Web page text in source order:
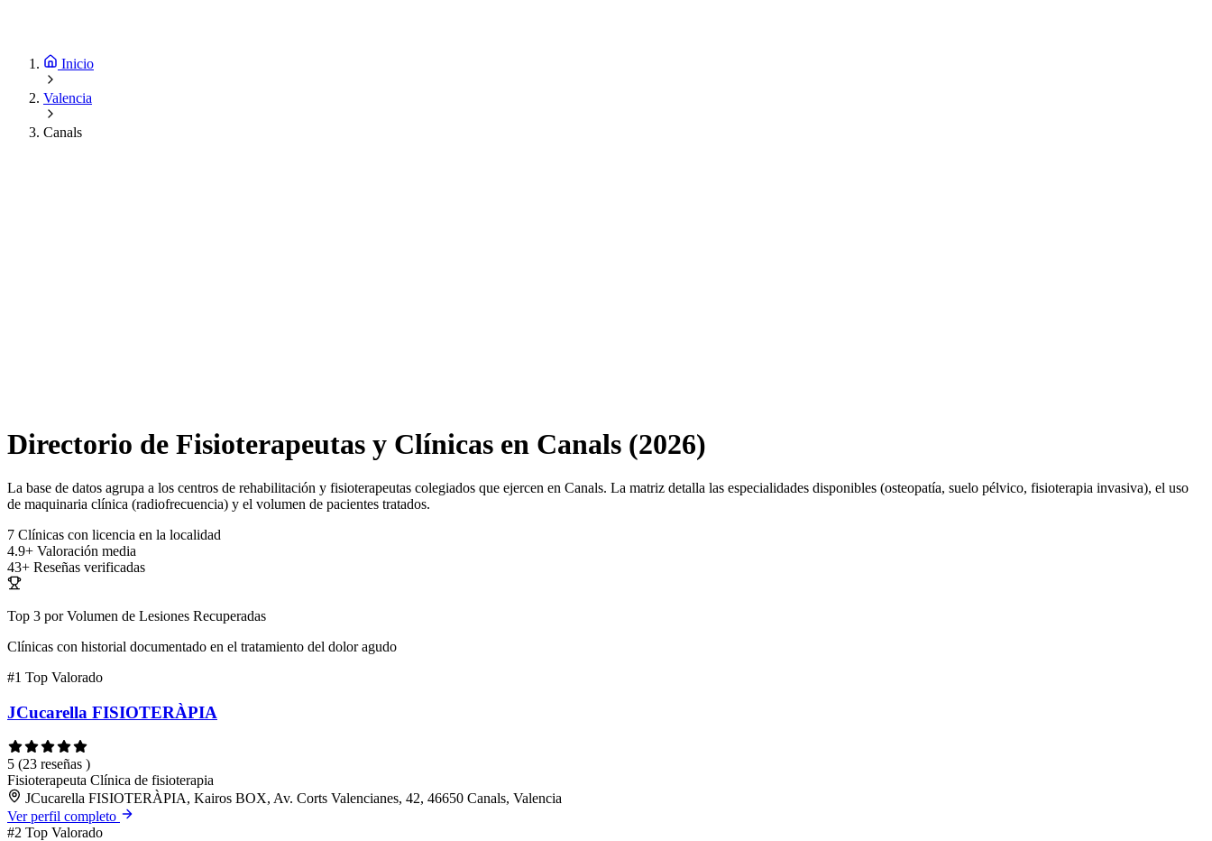
Inicio
Valencia
Canals
Directorio de Fisioterapeutas y Clínicas en Canals (2026)
La base de datos agrupa a los centros de rehabilitación y fisioterapeutas colegiados que ejercen en Canals. La matriz detalla las especialidades disponibles (osteopatía, suelo pélvico, fisioterapia invasiva), el uso
de maquinaria clínica (radiofrecuencia) y el volumen de pacientes tratados.
7 Clínicas con licencia en la localidad
4.9+ Valoración media
43+ Reseñas verificadas
Top 3 por Volumen de Lesiones Recuperadas
Clínicas con historial documentado en el tratamiento del dolor agudo
#1 Top Valorado
JCucarella FISIOTERÀPIA
5 (23 reseñas )
Fisioterapeuta Clínica de fisioterapia
JCucarella FISIOTERÀPIA, Kairos BOX, Av. Corts Valencianes, 42, 46650 Canals, Valencia
Ver perfil completo
#2 Top Valorado